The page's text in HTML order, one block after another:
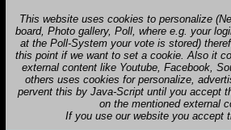
This website uses cookies to personalize
board, Photo gallery, Poll, where e.g. your
at the Poll-System your vote is stored)
this point if we want to set a cookie. Also it
external content like Youtube, Facebook,
others uses cookies for personalize,
pervent this by Java-Script until you accept
on the mentioned external
If you use our website you accept